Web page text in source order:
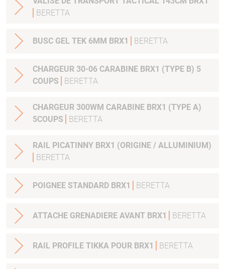
BERETTA
BUSC GEL TEK 6MM BRX1 BERETTA
CHARGEUR 30-06 CARABINE BRX1 (TYPE B) 5
COUPS
BERETTA
CHARGEUR 300WM CARABINE BRX1 (TYPE A)
5COUPS
BERETTA
RAIL PICATINNY BRX1 (ORIGINE / ALLUMINIUM)
BERETTA
POIGNEE STANDARD BRX1 BERETTA
ATTACHE GRENADIERE AVANT BRX1 BERETTA
RAIL PROFILE TIKKA POUR BRX1 BERETTA